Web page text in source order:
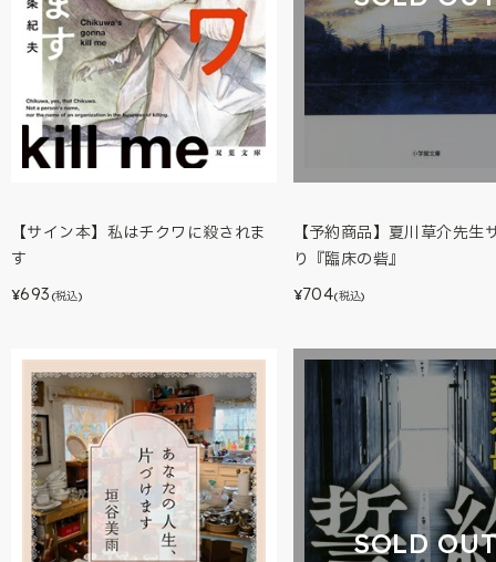
【サイン本】私はチクワに殺されま
す
¥693 (税込)
【予約商品】夏川草介先生
り『臨床の砦』
¥704(税込)
SOLD